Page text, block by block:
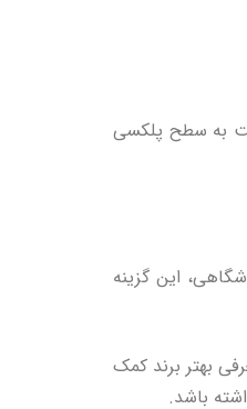
به سطح پلکسی
این گزینه
بهتر برند کمک
باشد.